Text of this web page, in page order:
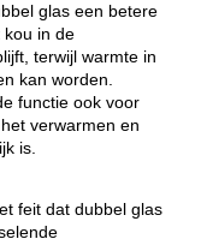
glas een betere
kou in de
terwijl warmte in
kan worden.
functie ook voor
verwarmen en
is.
feit dat dubbel glas